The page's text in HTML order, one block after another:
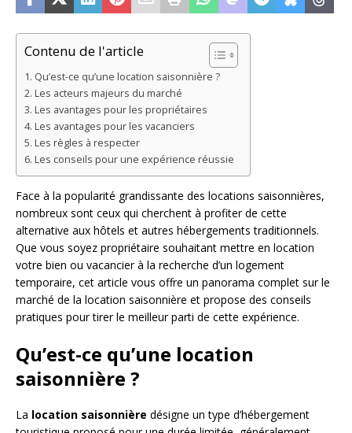
Contenu de l'article
Qu’est-ce qu’une location saisonnière ?
Les acteurs majeurs du marché
Les avantages pour les propriétaires
Les avantages pour les vacanciers
Les règles à respecter
Les conseils pour une expérience réussie
Face à la popularité grandissante des locations saisonnières,
nombreux sont ceux qui cherchent à profiter de cette
alternative aux hôtels et autres hébergements traditionnels.
Que vous soyez propriétaire souhaitant mettre en location
votre bien ou vacancier à la recherche d’un logement
temporaire, cet article vous offre un panorama complet sur le
marché de la location saisonnière et propose des conseils
pratiques pour tirer le meilleur parti de cette expérience.
Qu’est-ce qu’une location
saisonnière ?
La location saisonnière désigne un type d’hébergement